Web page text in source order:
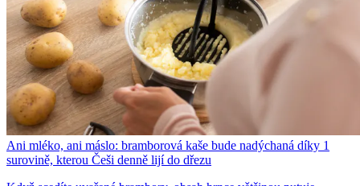
Ani mléko, ani máslo: bramborová kaše bude nadýchaná díky 1
surovině, kterou Češi denně lijí do dřezu